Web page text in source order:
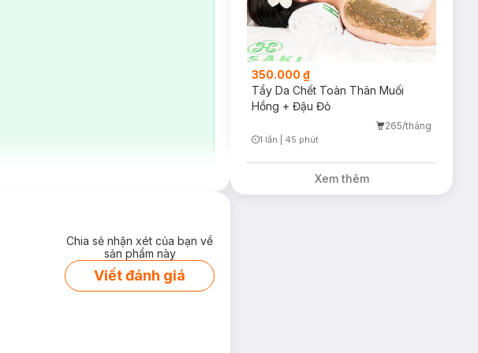
thành hắc sắc tố gây nám da. Công
với việc massage trên da, các tế bào
Chia sẻ nhận xét của bạn về
sản phẩm này
Viết đánh giá
350.000 ₫
Tẩy Da Chết Toàn Thân Muối
Hồng + Đậu Đỏ
265/tháng
1 lần 45 phút
Xem thêm